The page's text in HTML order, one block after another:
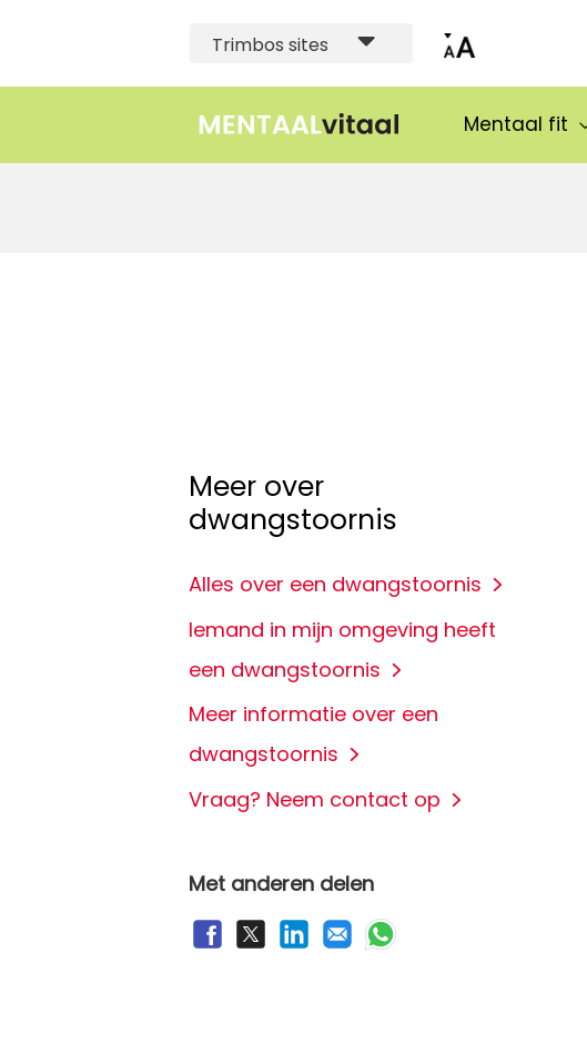
Trimbos sites
Mentaal fit
Meer over
dwangstoornis
Alles over een dwangstoornis
Iemand in mijn omgeving heeft
een dwangstoornis
Meer informatie over een
dwangstoornis
Vraag? Neem contact op
Met anderen delen